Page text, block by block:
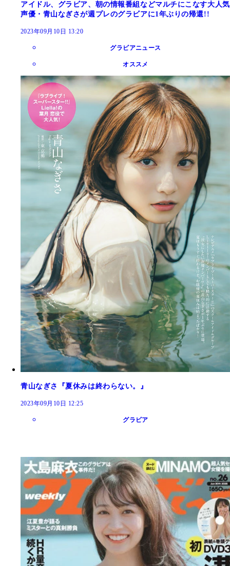
アイドル、グラビア、朝の情報番組などマルチにこなす大人気
声優・青山なぎさが週プレのグラビアに1年ぶりの帰還!!
2023年09月10日 13:20
グラビアニュース
オススメ
青山なぎさ『夏休みは終わらない。』
2023年09月10日 12:25
グラビア